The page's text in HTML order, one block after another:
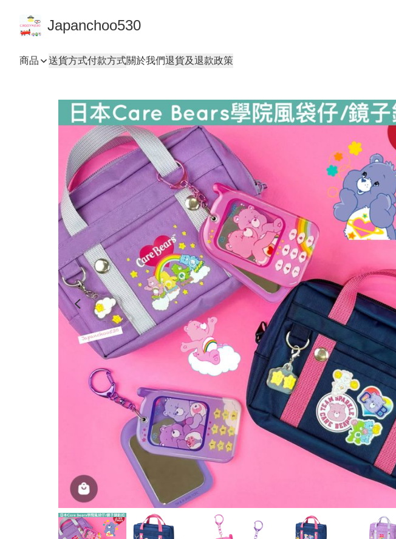
Japanchoo530
商品 送貨方式付款方式關於我們退貨及退款政策